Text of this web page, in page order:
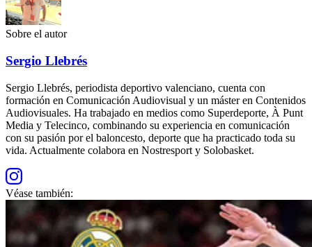
Sobre el autor
Sergio Llebrés
Sergio Llebrés, periodista deportivo valenciano, cuenta con
formación en Comunicación Audiovisual y un máster en Contenidos
Audiovisuales. Ha trabajado en medios como Superdeporte, À Punt
Media y Telecinco, combinando su experiencia en comunicación
con su pasión por el baloncesto, deporte que ha practicado toda su
vida. Actualmente colabora en Nostresport y Solobasket.
Véase también: